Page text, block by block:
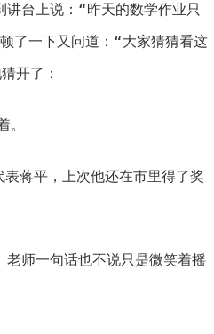
台上说：“昨天的数学作业只
了一下又问道：“大家猜猜看这
开了：
蒋平，上次他还在市里得了奖
老师一句话也不说只是微笑着摇